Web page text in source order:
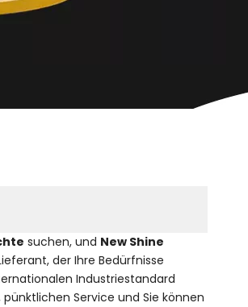
suchen, und New Shine
der Ihre Bedürfnisse
Industriestandard
Service und Sie können